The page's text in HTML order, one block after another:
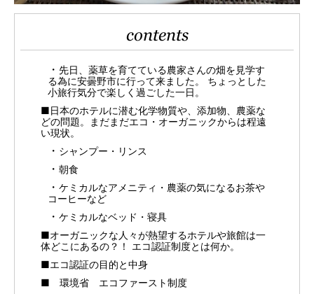
contents
先日、薬草を育てている農家さんの畑を見学す
る為に安曇野市に行って来ました。 ちょっとした
小旅行気分で楽しく過ごした一日。
■日本のホテルに潜む化学物質や、添加物、農薬な
どの問題。まだまだエコ・オーガニックからは程遠
い現状。
シャンプー・リンス
朝食
ケミカルなアメニティ・農薬の気になるお茶や
コーヒーなど
ケミカルなベッド・寝具
■オーガニックな人々が熱望するホテルや旅館は一
体どこにあるの？！ エコ認証制度とは何か。
■エコ認証の目的と中身
■ 環境省 エコファースト制度